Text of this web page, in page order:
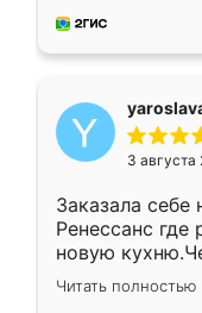
мебель за
3 августа
Заказала
Ренессанс где
новую
вполне
два года,
Читать полностью